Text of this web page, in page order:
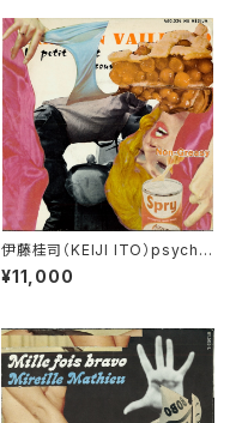
伊藤桂司（KEIJI ITO）psyche
delia records vol.1
¥11,000